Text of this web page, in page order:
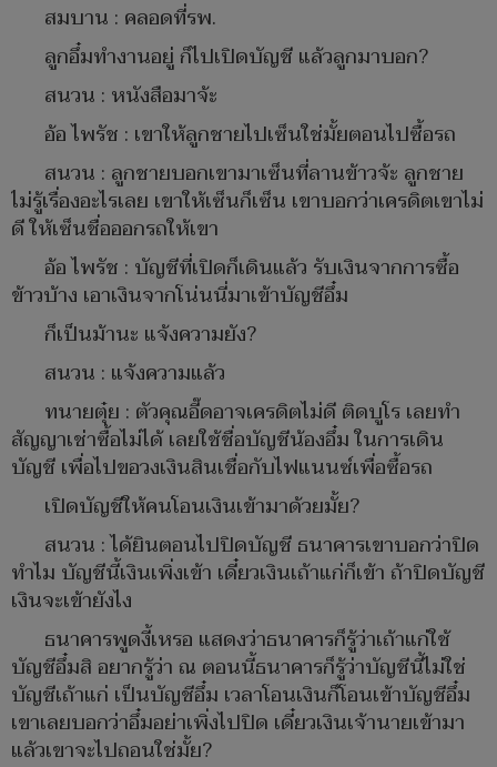
สมบาน : คลอดที่รพ.
ลูกอึ๋มทำงานอยู่ ก็ไปเปิดบัญชี แล้วลูกมาบอก?
สนวน : หนังสือมาจ้ะ
อ้อ ไพรัช : เขาให้ลูกชายไปเซ็นใช่มั้ยตอนไปซื้อรถ
สนวน : ลูกชายบอกเขามาเซ็นที่ลานข้าวจ้ะ ลูกชาย
ไม่รู้เรื่องอะไรเลย เขาให้เซ็นก็เซ็น เขาบอกว่าเครดิตเขาไม่
ดี ให้เซ็นชื่อออกรถให้เขา
อ้อ ไพรัช : บัญชีที่เปิดก็เดินแล้ว รับเงินจากการซื้อ
ข้าวบ้าง เอาเงินจากโน่นนี่มาเข้าบัญชีอึ๋ม
ก็เป็นม้านะ แจ้งความยัง?
สนวน : แจ้งความแล้ว
ทนายตุ๋ย : ตัวคุณอี๊ดอาจเครดิตไม่ดี ติดบูโร เลยทำ
สัญญาเช่าซื้อไม่ได้ เลยใช้ชื่อบัญชีน้องอึ๋ม ในการเดิน
บัญชี เพื่อไปขอวงเงินสินเชื่อกับไฟแนนซ์เพื่อซื้อรถ
เปิดบัญชีให้คนโอนเงินเข้ามาด้วยมั้ย?
สนวน : ได้ยินตอนไปปิดบัญชี ธนาคารเขาบอกว่าปิด
ทำไม บัญชีนี้เงินเพิ่งเข้า เดี๋ยวเงินเถ้าแก่ก็เข้า ถ้าปิดบัญชี
เงินจะเข้ายังไง
ธนาคารพูดงี้เหรอ แสดงว่าธนาคารก็รู้ว่าเถ้าแก่ใช้
บัญชีอึ๋มสิ อยากรู้ว่า ณ ตอนนี้ธนาคารก็รู้ว่าบัญชีนี้ไม่ใช่
บัญชีเถ้าแก่ เป็นบัญชีอึ๋ม เวลาโอนเงินก็โอนเข้าบัญชีอึ๋ม
เขาเลยบอกว่าอึ๋มอย่าเพิ่งไปปิด เดี๋ยวเงินเจ้านายเข้ามา
แล้วเขาจะไปถอนใช่มั้ย?